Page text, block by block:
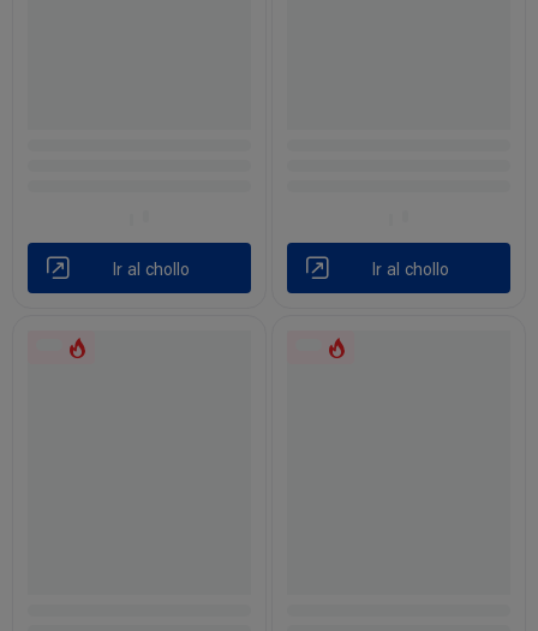
Ir al chollo Ir al chollo